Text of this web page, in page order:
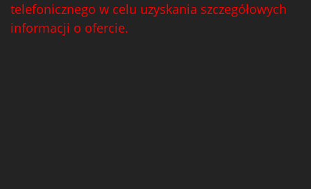
telefonicznego w celu uzyskania szczegółowych
informacji o ofercie.